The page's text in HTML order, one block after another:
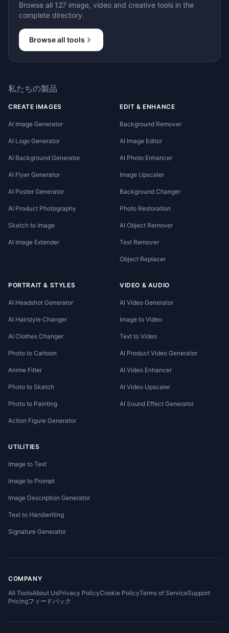
Browse all 127 image, video and creative tools in the
complete directory.
Browse all tools
私たちの製品
CREATE IMAGES
AI Image Generator
AI Logo Generator
AI Background Generator
AI Flyer Generator
AI Poster Generator
AI Product Photography
Sketch to Image
AI Image Extender
EDIT & ENHANCE
Background Remover
AI Image Editor
AI Photo Enhancer
Image Upscaler
Background Changer
Photo Restoration
AI Object Remover
Text Remover
Object Replacer
PORTRAIT & STYLES
AI Headshot Generator
AI Hairstyle Changer
AI Clothes Changer
Photo to Cartoon
Anime Filter
Photo to Sketch
Photo to Painting
Action Figure Generator
VIDEO & AUDIO
AI Video Generator
Image to Video
Text to Video
AI Product Video Generator
AI Video Enhancer
AI Video Upscaler
AI Sound Effect Generator
UTILITIES
Image to Text
Image to Prompt
Image Description Generator
Text to Handwriting
Signature Generator
COMPANY
All ToolsAbout UsPrivacy PolicyCookie PolicyTerms of ServiceSupport
Pricingフィードバック